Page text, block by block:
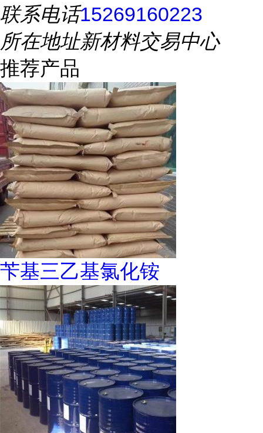
联系电话15269160223
所在地址新材料交易中心
推荐产品
苄基三乙基氯化铵